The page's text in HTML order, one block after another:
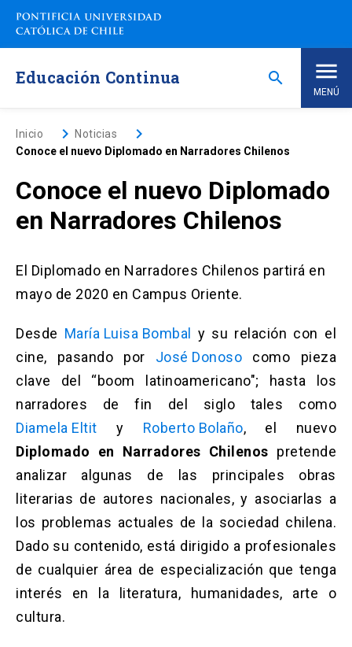
Saltar
contenido
Educación Continua search
MENÚ
Inicio
Programas de Estudio
Programas Corporativos
Solicitud Certificados keyboard_arrow_right
(El
se
abre
en
una
nueva
pestaña)
Portal Empresas
(El
enlace
se
abre
una
nueva
Pagos y Convenios(El
enlace
se
en
una
pestaña)
Biblioteca launch
(El
enlace
se
abre
una
nueva
Mi Portal UC launch
(El
enlace
se
abre
una
(El
enlace
se
abre
en
Inicio keyboard_arrow_rightNoticias keyboard_arrow_right
Conoce el nuevo Diplomado en Narradores Chilenos
Conoce el nuevo Diplomado
en Narradores Chilenos
El Diplomado en Narradores Chilenos partirá en
mayo de 2020 en Campus Oriente.
Desde María Luisa Bombal
y su relación con el
cine, pasando por José Donoso como pieza
clave del “boom latinoamericano"; hasta los
narradores de fin del siglo tales como
Diamela Eltit y Roberto Bolaño, el nuevo
Diplomado en Narradores Chilenos pretende
analizar algunas de las principales obras
literarias de autores nacionales, y asociarlas a
los problemas actuales de la sociedad chilena.
Dado su contenido, está dirigido a profesionales
de cualquier área de especialización que tenga
interés en la literatura, humanidades, arte o
cultura.